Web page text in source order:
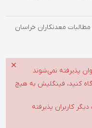
معدنکاران خراسان
پذیرفته نمی‌شوند
کنید، فینگلیش به هیچ
کاربران پذیرفته